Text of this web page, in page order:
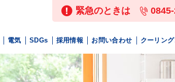
緊急のときは
電気 SDGs 採用情報 お問い合わせ クーリン